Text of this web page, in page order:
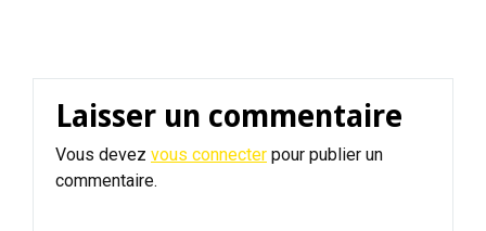
Laisser un commentaire
Vous devez vous connecter pour publier un
commentaire.